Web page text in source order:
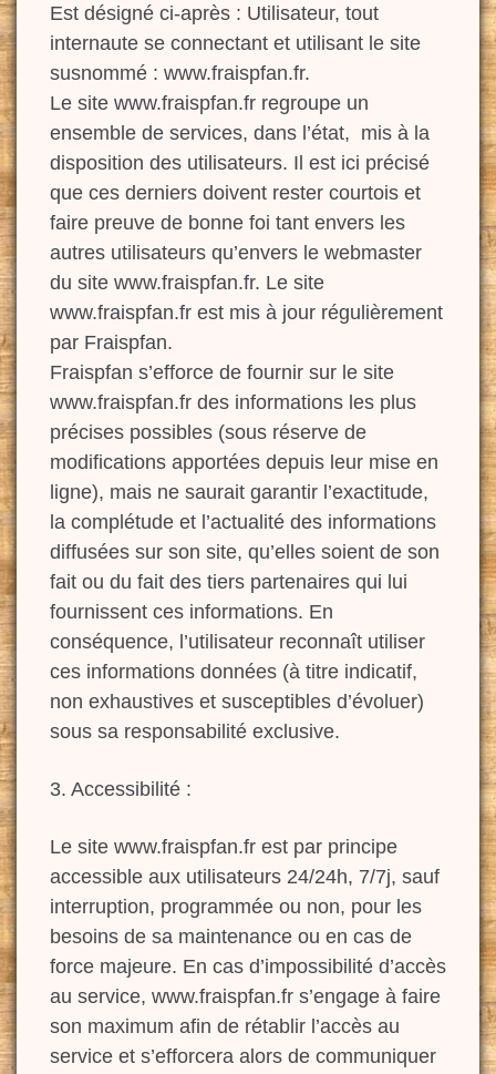
Est désigné ci-après : Utilisateur, tout
internaute se connectant et utilisant le site
susnommé : www.fraispfan.fr.
Le site www.fraispfan.fr regroupe un
ensemble de services, dans l’état, mis à la
disposition des utilisateurs. Il est ici précisé
que ces derniers doivent rester courtois et
faire preuve de bonne foi tant envers les
autres utilisateurs qu’envers le webmaster
du site www.fraispfan.fr. Le site
www.fraispfan.fr est mis à jour régulièrement
par Fraispfan.
Fraispfan s’efforce de fournir sur le site
www.fraispfan.fr des informations les plus
précises possibles (sous réserve de
modifications apportées depuis leur mise en
ligne), mais ne saurait garantir l’exactitude,
la complétude et l’actualité des informations
diffusées sur son site, qu’elles soient de son
fait ou du fait des tiers partenaires qui lui
fournissent ces informations. En
conséquence, l’utilisateur reconnaît utiliser
ces informations données (à titre indicatif,
non exhaustives et susceptibles d’évoluer)
sous sa responsabilité exclusive.
3. Accessibilité :
Le site www.fraispfan.fr est par principe
accessible aux utilisateurs 24/24h, 7/7j, sauf
interruption, programmée ou non, pour les
besoins de sa maintenance ou en cas de
force majeure. En cas d’impossibilité d’accès
au service, www.fraispfan.fr s’engage à faire
son maximum afin de rétablir l’accès au
service et s’efforcera alors de communiquer